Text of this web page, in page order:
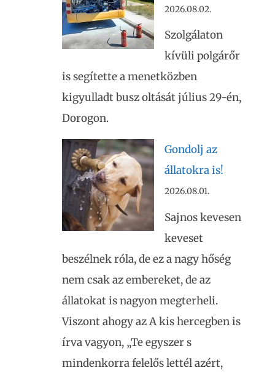
2026.08.02.
Szolgálaton
kívüli polgárőr
is segítette a menetközben
kigyulladt busz oltását július 29-én,
Dorogon.
Gondolj az
állatokra is!
2026.08.01.
Sajnos kevesen
keveset
beszélnek róla, de ez a nagy hőség
nem csak az embereket, de az
állatokat is nagyon megterheli.
Viszont ahogy az A kis hercegben is
írva vagyon, „Te egyszer s
mindenkorra felelős lettél azért,